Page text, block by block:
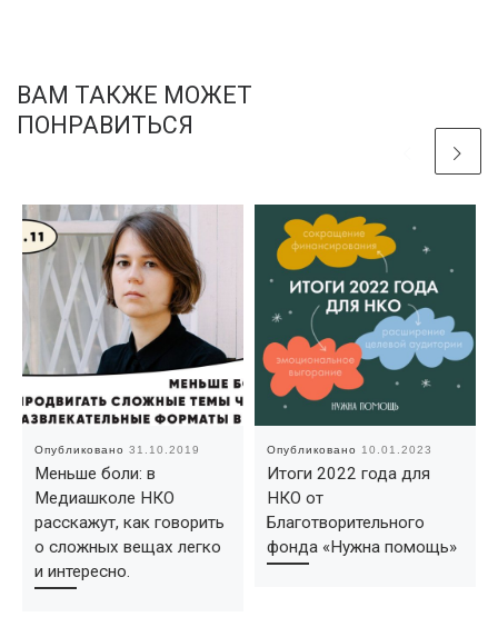
ВАМ ТАКЖЕ МОЖЕТ
ПОНРАВИТЬСЯ
Опубликовано 31.10.2019
Меньше боли: в
Медиашколе НКО
расскажут, как говорить
о сложных вещах легко
и интересно.
Опубликовано 10.01.2023
Итоги 2022 года для
НКО от
Благотворительного
фонда «Нужна помощь»